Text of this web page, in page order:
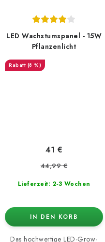
LED Wachstumspanel - 15W
Pflanzenlicht
(8 %)
Lieferzeit: 2-3 Wochen
41 €
44,99 €
IN DEN KORB
Das hochwertige LED-Grow-